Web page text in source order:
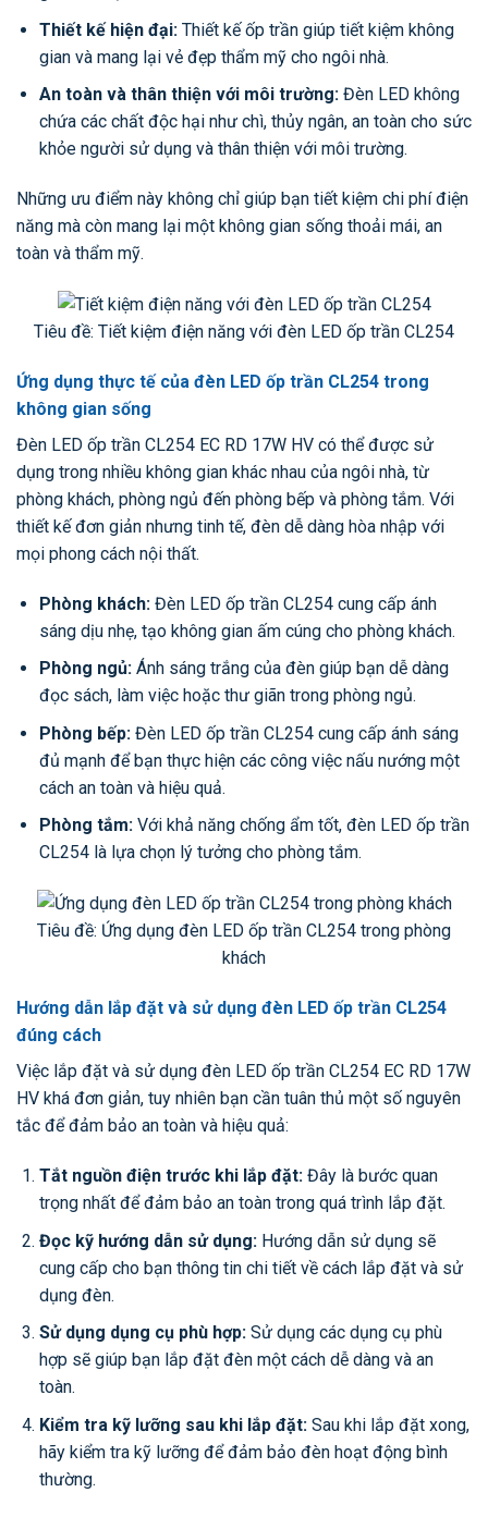
Thiết kế hiện đại:Thiết kế ốp trần giúp tiết kiệm không
gian và mang lại vẻ đẹp thẩm mỹ cho ngôi nhà.
An toàn và thân thiện với môi trường:Đèn LED không
chứa các chất độc hại như chì, thủy ngân, an toàn cho sức
khỏe người sử dụng và thân thiện với môi trường.
Những ưu điểm này không chỉ giúp bạn tiết kiệm chi phí điện
năng mà còn mang lại một không gian sống thoải mái, an
toàn và thẩm mỹ.
Tiêu đề: Tiết kiệm điện năng với đèn LED ốp trần CL254
Ứng dụng thực tế của đèn LED ốp trần CL254 trong
không gian sống
Đèn LED ốp trần CL254 EC RD 17W HV có thể được sử
dụng trong nhiều không gian khác nhau của ngôi nhà, từ
phòng khách, phòng ngủ đến phòng bếp và phòng tắm. Với
thiết kế đơn giản nhưng tinh tế, đèn dễ dàng hòa nhập với
mọi phong cách nội thất.
Phòng khách:Đèn LED ốp trần CL254 cung cấp ánh
sáng dịu nhẹ, tạo không gian ấm cúng cho phòng khách.
Phòng ngủ:Ánh sáng trắng của đèn giúp bạn dễ dàng
đọc sách, làm việc hoặc thư giãn trong phòng ngủ.
Phòng bếp:Đèn LED ốp trần CL254 cung cấp ánh sáng
đủ mạnh để bạn thực hiện các công việc nấu nướng một
cách an toàn và hiệu quả.
Phòng tắm:Với khả năng chống ẩm tốt, đèn LED ốp trần
CL254 là lựa chọn lý tưởng cho phòng tắm.
Tiêu đề: Ứng dụng đèn LED ốp trần CL254 trong phòng
khách
Hướng dẫn lắp đặt và sử dụng đèn LED ốp trần CL254
đúng cách
Việc lắp đặt và sử dụng đèn LED ốp trần CL254 EC RD 17W
HV khá đơn giản, tuy nhiên bạn cần tuân thủ một số nguyên
tắc để đảm bảo an toàn và hiệu quả:
Tắt nguồn điện trước khi lắp đặt:Đây là bước quan
trọng nhất để đảm bảo an toàn trong quá trình lắp đặt.
Đọc kỹ hướng dẫn sử dụng:Hướng dẫn sử dụng sẽ
cung cấp cho bạn thông tin chi tiết về cách lắp đặt và sử
dụng đèn.
Sử dụng dụng cụ phù hợp:Sử dụng các dụng cụ phù
hợp sẽ giúp bạn lắp đặt đèn một cách dễ dàng và an
toàn.
Kiểm tra kỹ lưỡng sau khi lắp đặt:Sau khi lắp đặt xong,
hãy kiểm tra kỹ lưỡng để đảm bảo đèn hoạt động bình
thường.